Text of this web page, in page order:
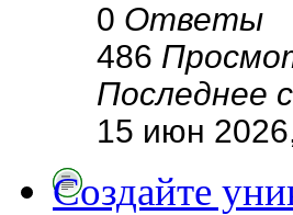
0 Ответы
486
Последнее
15 июн
Создайте